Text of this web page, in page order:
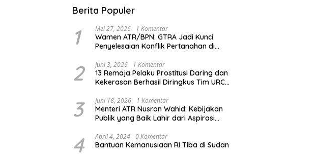
Berita Populer
1 Mei 27, 2026 1 Komentar
Wamen ATR/BPN: GTRA Jadi Kunci
Penyelesaian Konflik Pertanahan di
2 Juni 3, 2026 1 Komentar
13 Remaja Pelaku Prostitusi Daring dan
Kekerasan Berhasil Diringkus Tim URC
3 Juni 18, 2026 1 Komentar
Menteri ATR Nusron Wahid: Kebijakan
Publik yang Baik Lahir dari Aspirasi
4 April 4, 2024 0 Komentar
Bantuan Kemanusiaan RI Tiba di Sudan